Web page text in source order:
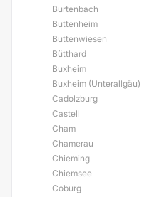
Burtenbach
Buttenheim
Buttenwiesen
Bütthard
Buxheim
Buxheim (Unterallgäu)
Cadolzburg
Castell
Cham
Chamerau
Chieming
Chiemsee
Coburg